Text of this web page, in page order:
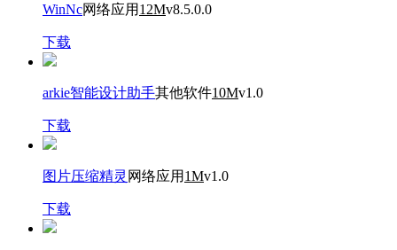
WinNc网络应用 12Mv8.5.0.0
下载
arkie智能设计助手其他软件10Mv1.0
下载
图片压缩精灵 网络应用 1Mv1.0
下载